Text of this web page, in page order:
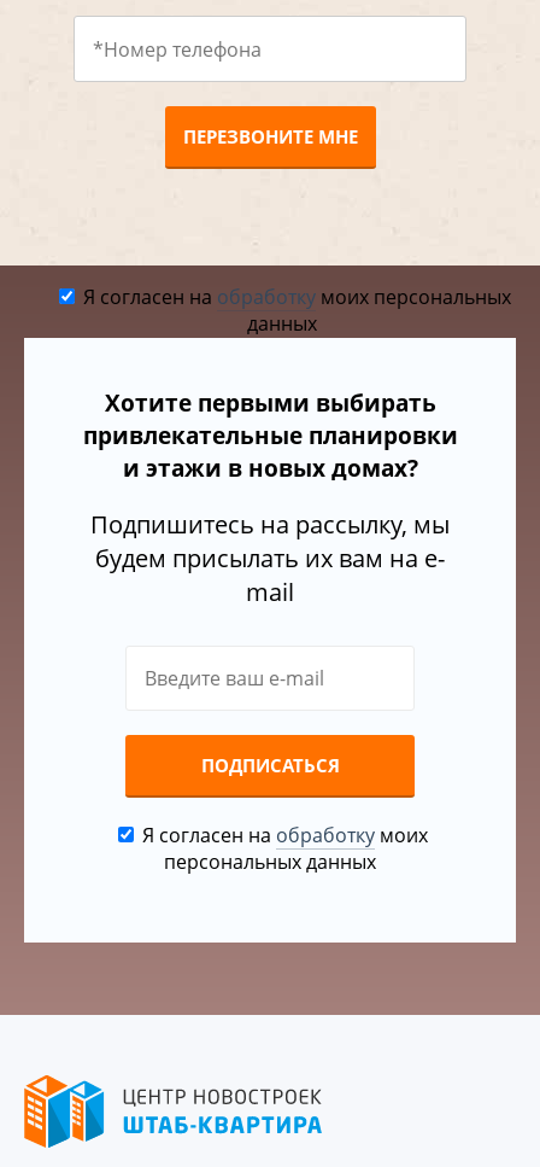
ПЕРЕЗВОНИТЕ МНЕ
Я согласен на обработкумоих персональных
данных
Хотите первыми выбирать
привлекательные планировки
и этажи в новых домах?
Подпишитесь на рассылку, мы
будем присылать их вам на e-
mail
ПОДПИСАТЬСЯ
Я согласен на обработкумоих
персональных данных